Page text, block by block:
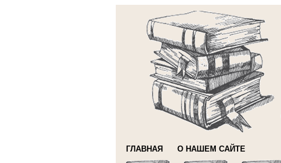
ГЛАВНАЯ О НАШЕМ САЙТЕ